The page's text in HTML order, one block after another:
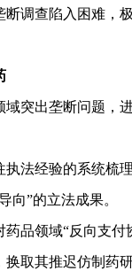
调查陷入困难，
突出垄断问题，
法经验的系统梳
向”的立法成果。
品领域“反向支
取其推迟仿制药